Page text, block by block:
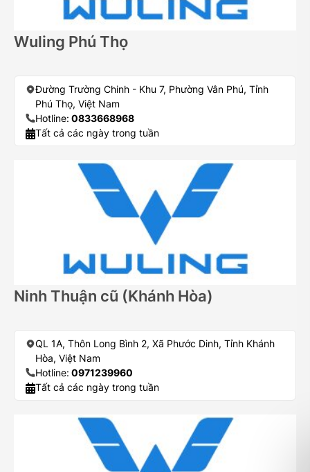
Wuling Phú Thọ
Đường Trường Chinh - Khu 7, Phường Vân Phú, Tỉnh
Phú Thọ, Việt Nam
Hotline: 0833668968
Tất cả các ngày trong tuần
Ninh Thuận cũ (Khánh Hòa)
QL 1A, Thôn Long Bình 2, Xã Phước Dinh, Tỉnh Khánh
Hòa, Việt Nam
Hotline: 0971239960
Tất cả các ngày trong tuần